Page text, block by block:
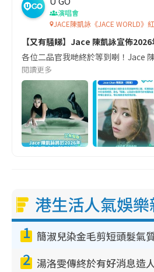
演唱會
JACE陳凱詠《JACE WORLD》
【又有騒睇】Jace 陳凱詠宣佈
各位二品官我哋終於等到喇！Jace
閱讀更多
港生活人氣娛樂
1
2